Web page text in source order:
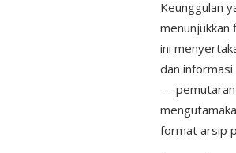
Keunggulan
menunjukkan
ini
dan
— pemutaran
format arsip